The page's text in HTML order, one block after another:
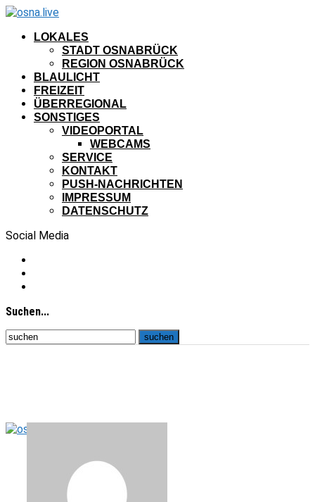
LOKALES
STADT OSNABRÜCK
REGION OSNABRÜCK
BLAULICHT
FREIZEIT
ÜBERREGIONAL
SONSTIGES
VIDEOPORTAL
WEBCAMS
SERVICE
KONTAKT
PUSH-NACHRICHTEN
IMPRESSUM
DATENSCHUTZ
Social Media
Suchen...